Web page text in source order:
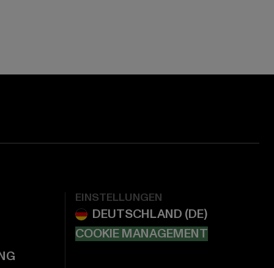
EINSTELLUNGEN
COOKIE MANAGEMENT